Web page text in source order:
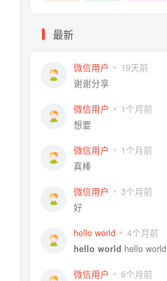
最新
微信用户 19天前
谢谢分享
微信用户 1个月前
想要
微信用户 1个月前
真棒
微信用户 3个月前
好
hello world 4个月前
hello world hello world
微信用户 6个月前